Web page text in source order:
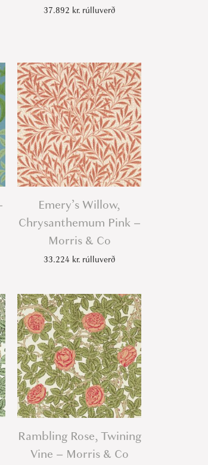
37.892 kr. rúlluverð
Emery’s Willow,
Chrysanthemum Pink –
Morris & Co
33.224 kr. rúlluverð
Rambling Rose, Twining
Vine – Morris & Co